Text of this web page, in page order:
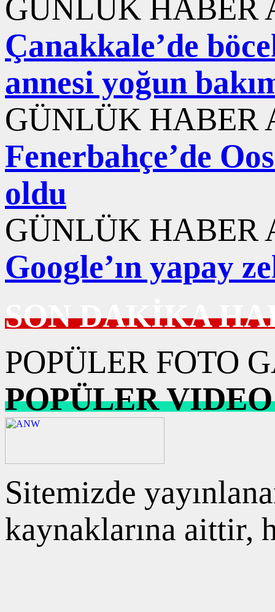
GÜNLÜK HABER
Çanakkale’de
annesi yoğun
GÜNLÜK HABER
Fenerbahçe’de
oldu
GÜNLÜK HABER
Google’ın yapay
SON DAKİKA
POPÜLER FOTO
POPÜLER
Sitemizde
kaynaklarına aittir,